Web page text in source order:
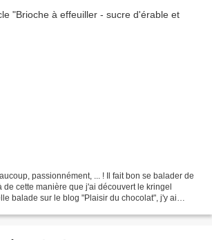
passionnément, ... ! Il fait bon se balader de
de cette manière que j'ai découvert le kringel
balade sur le blog "Plaisir du chocolat", j'y ai